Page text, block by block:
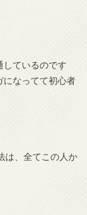
しているのです
になってて初心者
は、全てこの人か